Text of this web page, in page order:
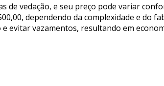
de vedação, e seu preço pode variar
dependendo da complexidade e do
evitar vazamentos, resultando em